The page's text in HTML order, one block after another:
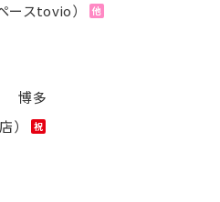
ースtovio） 他
博多
）
祝